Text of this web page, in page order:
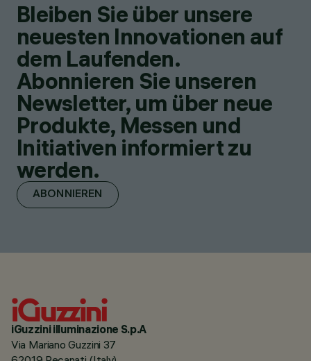
Bleiben Sie über unsere
neuesten Innovationen auf
dem Laufenden.
Abonnieren Sie unseren
Newsletter, um über neue
Produkte, Messen und
Initiativen informiert zu
werden.
ABONNIEREN
iGuzzini illuminazione S.p.A
Via Mariano Guzzini 37